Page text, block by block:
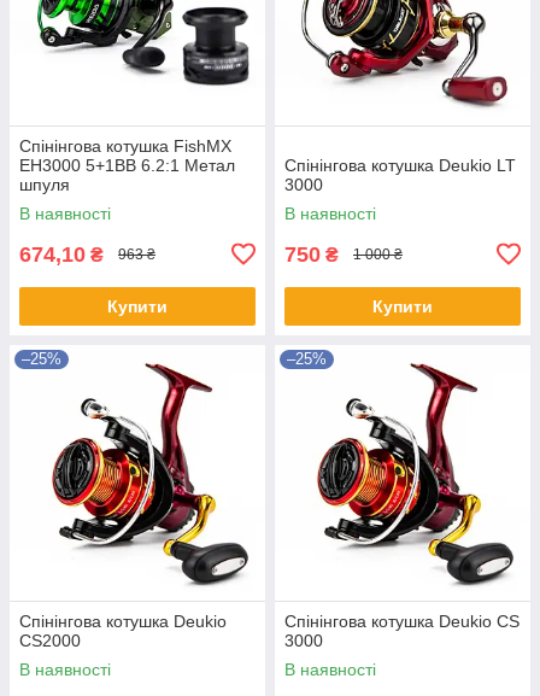
Спінінгова котушка FishMX
EH3000 5+1BB 6.2:1 Метал
шпуля
В наявності
674,10 ₴ 963 ₴
Купити
Спінінгова котушка Deukio LT
3000
В наявності
750 ₴ 1 000 ₴
Купити
–25%
Спінінгова котушка Deukio
CS2000
В наявності
–25%
Спінінгова котушка Deukio CS
3000
В наявності